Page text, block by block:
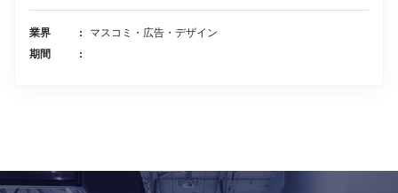
業界 マスコミ・広告・デザイン
期間